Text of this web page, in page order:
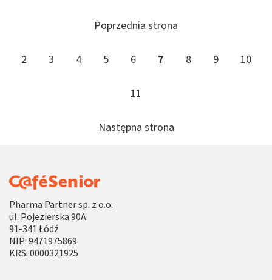
Poprzednia strona
2 3 4 5 6 7 8 9 10
11
Następna strona
Pharma Partner sp. z o.o.
ul. Pojezierska 90A
91-341 Łódź
NIP: 9471975869
KRS: 0000321925